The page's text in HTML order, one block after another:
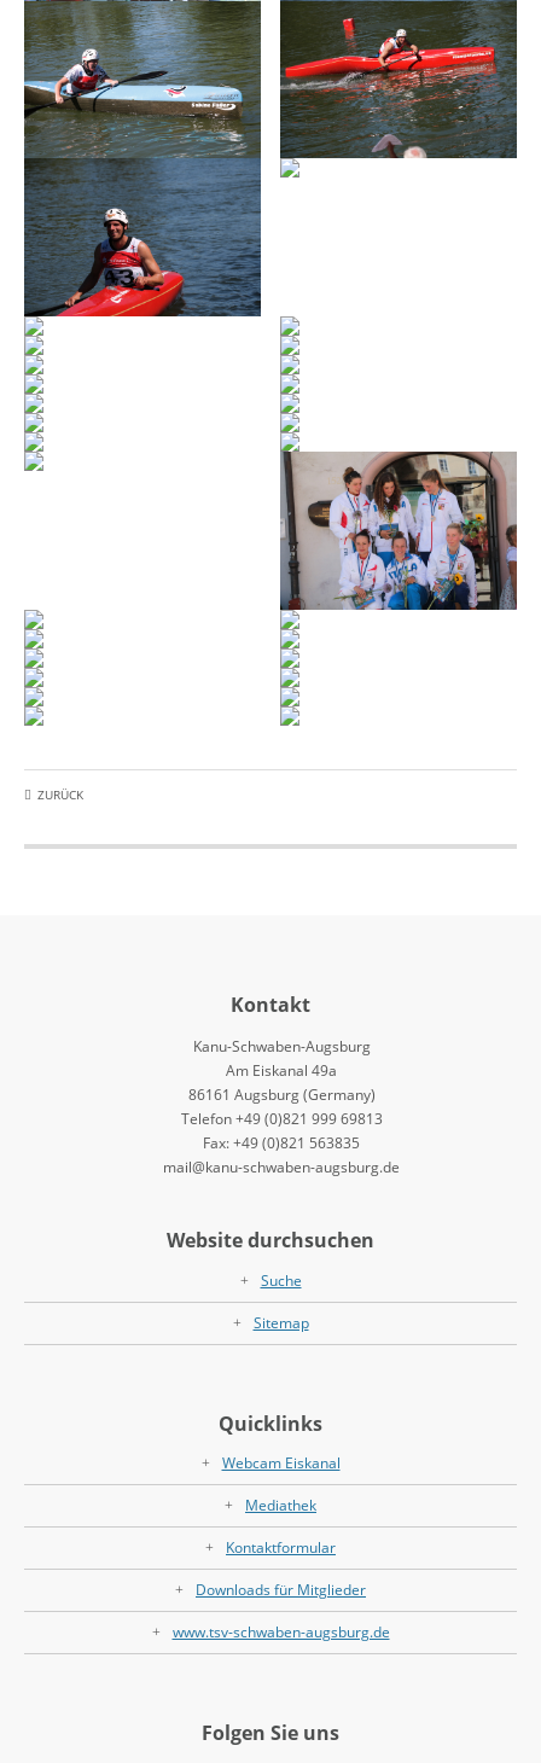
ZURÜCK
Kontakt
Kanu-Schwaben-Augsburg
Am Eiskanal 49a
86161 Augsburg (Germany)
Telefon +49 (0)821 999 69813
Fax: +49 (0)821 563835
mail@kanu-schwaben-augsburg.de
Website durchsuchen
Suche
Sitemap
Quicklinks
Webcam Eiskanal
Mediathek
Kontaktformular
Downloads für Mitglieder
www.tsv-schwaben-augsburg.de
Folgen Sie uns